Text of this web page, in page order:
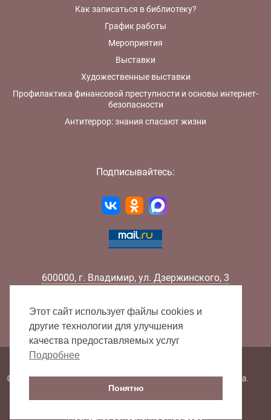
Как записаться в библиотеку?
График работы
Мероприятия
Выставки
Художественные выставки
Профилактика финансовой преступности и основы интернет-
безопасности
Антитеррор: знания спасают жизни
Подписывайтесь:
600000, г. Владимир, ул. Дзержинского, 3
Факс:
+7 (4922) 32-52-88
E-mail:
info@lib33.ru
© 2000 - 2026 Владимирская областная научная библиотека.
Последнее обновление 07.08.2026
Этот сайт использует файлы cookies и
другие технологии для улучшения
качества предоставляемых услуг
Подробнее
Понятно